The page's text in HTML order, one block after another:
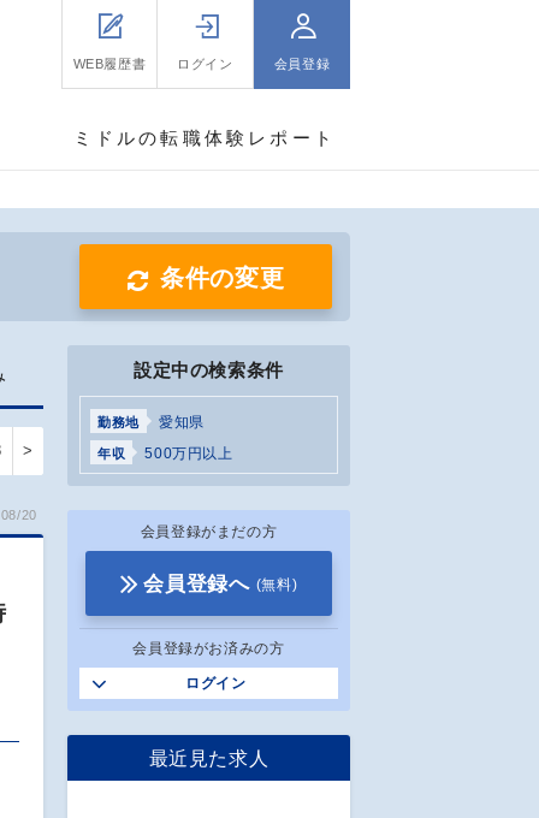
WEB履歴書 ログイン 会員登録
ミドルの転職体験レポート
条件の変更
>
20
設定中の検索条件
勤務地 愛知県
年収 500万円以上
会員登録がまだの方
会員登録へ (無料)
会員登録がお済みの方
ログイン
最近見た求人